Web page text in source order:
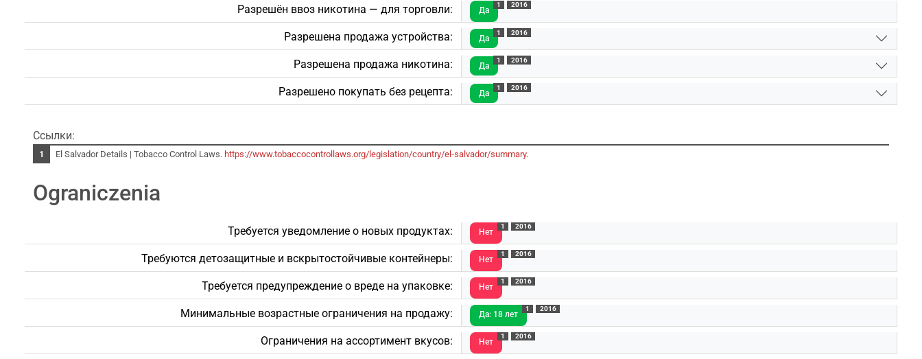
Разрешён ввоз никотина — для торговли: Да
1 2016
Разрешена продажа устройства: Да
1 2016
Разрешена продажа никотина: Да
1 2016
Разрешено покупать без рецепта: Да
1 2016
Ссылки:
El Salvador Details | Tobacco Control Laws. https://www.tobaccocontrollaws.org/legislation/country/el-salvador/summary.
Ograniczenia
Требуется уведомление о новых продуктах: Нет
1 2016
Требуются детозащитные и вскрытостойчивые контейнеры: Нет
1 2016
Требуется предупреждение о вреде на упаковке: Нет
1 2016
Минимальные возрастные ограничения на продажу: Да: 18 лет
1 2016
Ограничения на ассортимент вкусов: Нет
1 2016